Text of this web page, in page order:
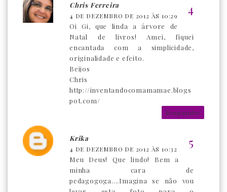
Chris Ferreira
4 DE DEZEMBRO DE 2012 ÀS 10:29
Oi Gi, que linda a árvore de
Natal de livros! Amei, fiquei
encantada com a simplicidade,
originalidade e efeito.
Beijos
Chris
http://inventandocomamamae.blogs
pot.com/
Responder
Krika
4 DE DEZEMBRO DE 2012 ÀS 10:32
Meu Deus! Que lindo! Bem a
minha cara de
pedagogoga....Imagina se não vou